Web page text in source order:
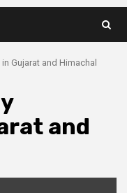
Gujarat and Himachal
and